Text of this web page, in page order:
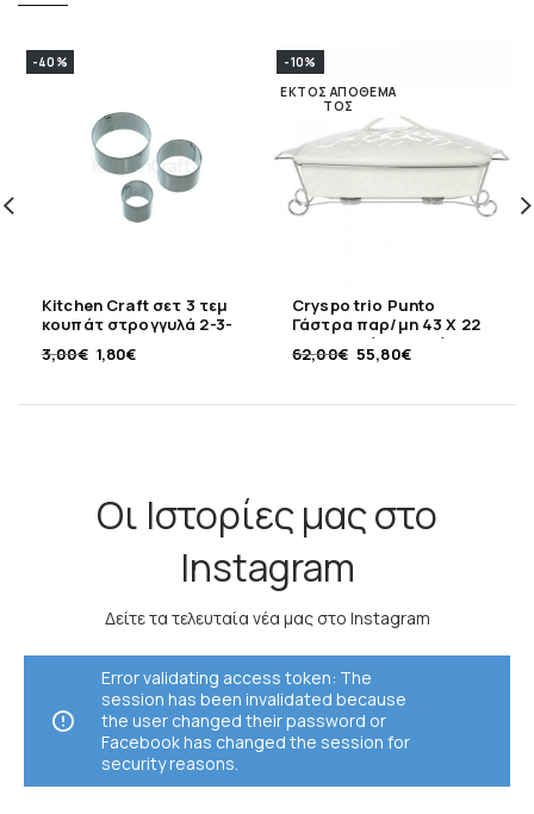
-40%
Kitchen Craft σετ 3 τεμ
κουπάτ στρογγυλά 2-3-
3,00€ 1,80€
-10%
ΕΚΤΌΣ ΑΠΟΘΈΜΑ
ΤΟΣ
Cryspo trio Punto
Γάστρα παρ/μη 43 X 22
εκ με καπάκι και βάση
62,00€ 55,80€
Οι Ιστορίες μας στο
Instagram
Δείτε τα τελευταία νέα μας στο Instagram
Error validating access token: The
session has been invalidated because
the user changed their password or
Facebook has changed the session for
security reasons.